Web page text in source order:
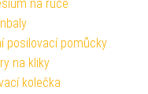
na ruce
posilovací pomůcky
na kliky
kolečka